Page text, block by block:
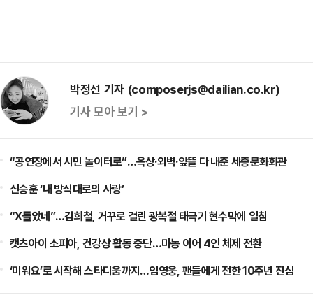
박정선 기자 (composerjs@dailian.co.kr)
기사 모아 보기 >
“공연장에서 시민 놀이터로”…옥상·외벽·앞뜰 다 내준 세종문화회관
신승훈 ‘내 방식대로의 사랑’
“X돌았네”…김희철, 거꾸로 걸린 광복절 태극기 현수막에 일침
캣츠아이 소피아, 건강상 활동 중단…마농 이어 4인 체제 전환
‘미워요’로 시작해 스타디움까지…임영웅, 팬들에게 전한 10주년 진심